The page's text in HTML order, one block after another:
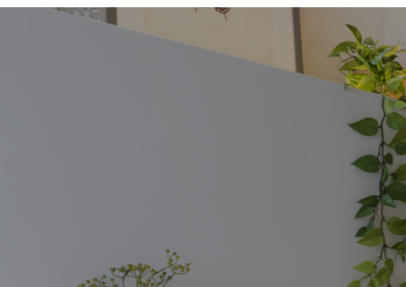
O Meia Curva é um revestimento extremamente versátil, ideal